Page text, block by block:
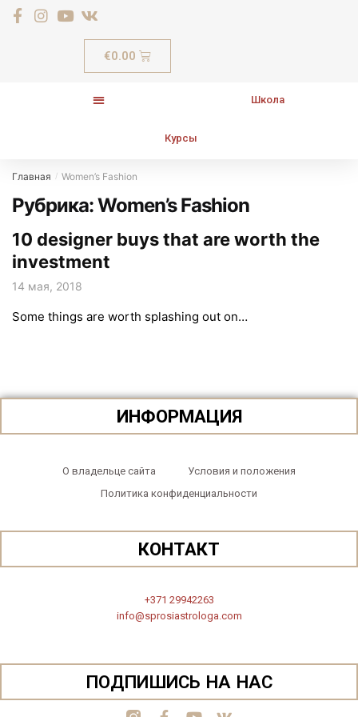
€0.00
Школа
Курсы
Главная / Women’s Fashion
Рубрика:Women’s Fashion
10 designer buys that are worth the
investment
14 мая, 2018
Some things are worth splashing out on…
ИНФОРМАЦИЯ
О владельце сайта
Условия и положения
Политика конфиденциальности
КОНТАКТ
+371 29942263
info@sprosiastrologa.com
ПОДПИШИСЬ НА НАС